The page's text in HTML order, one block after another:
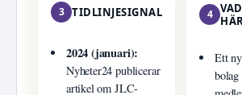
3 TIDLINJESIGNAL
2024 (januari):
Nyheter24 publicerar
artikel om JLC-
4
Ett